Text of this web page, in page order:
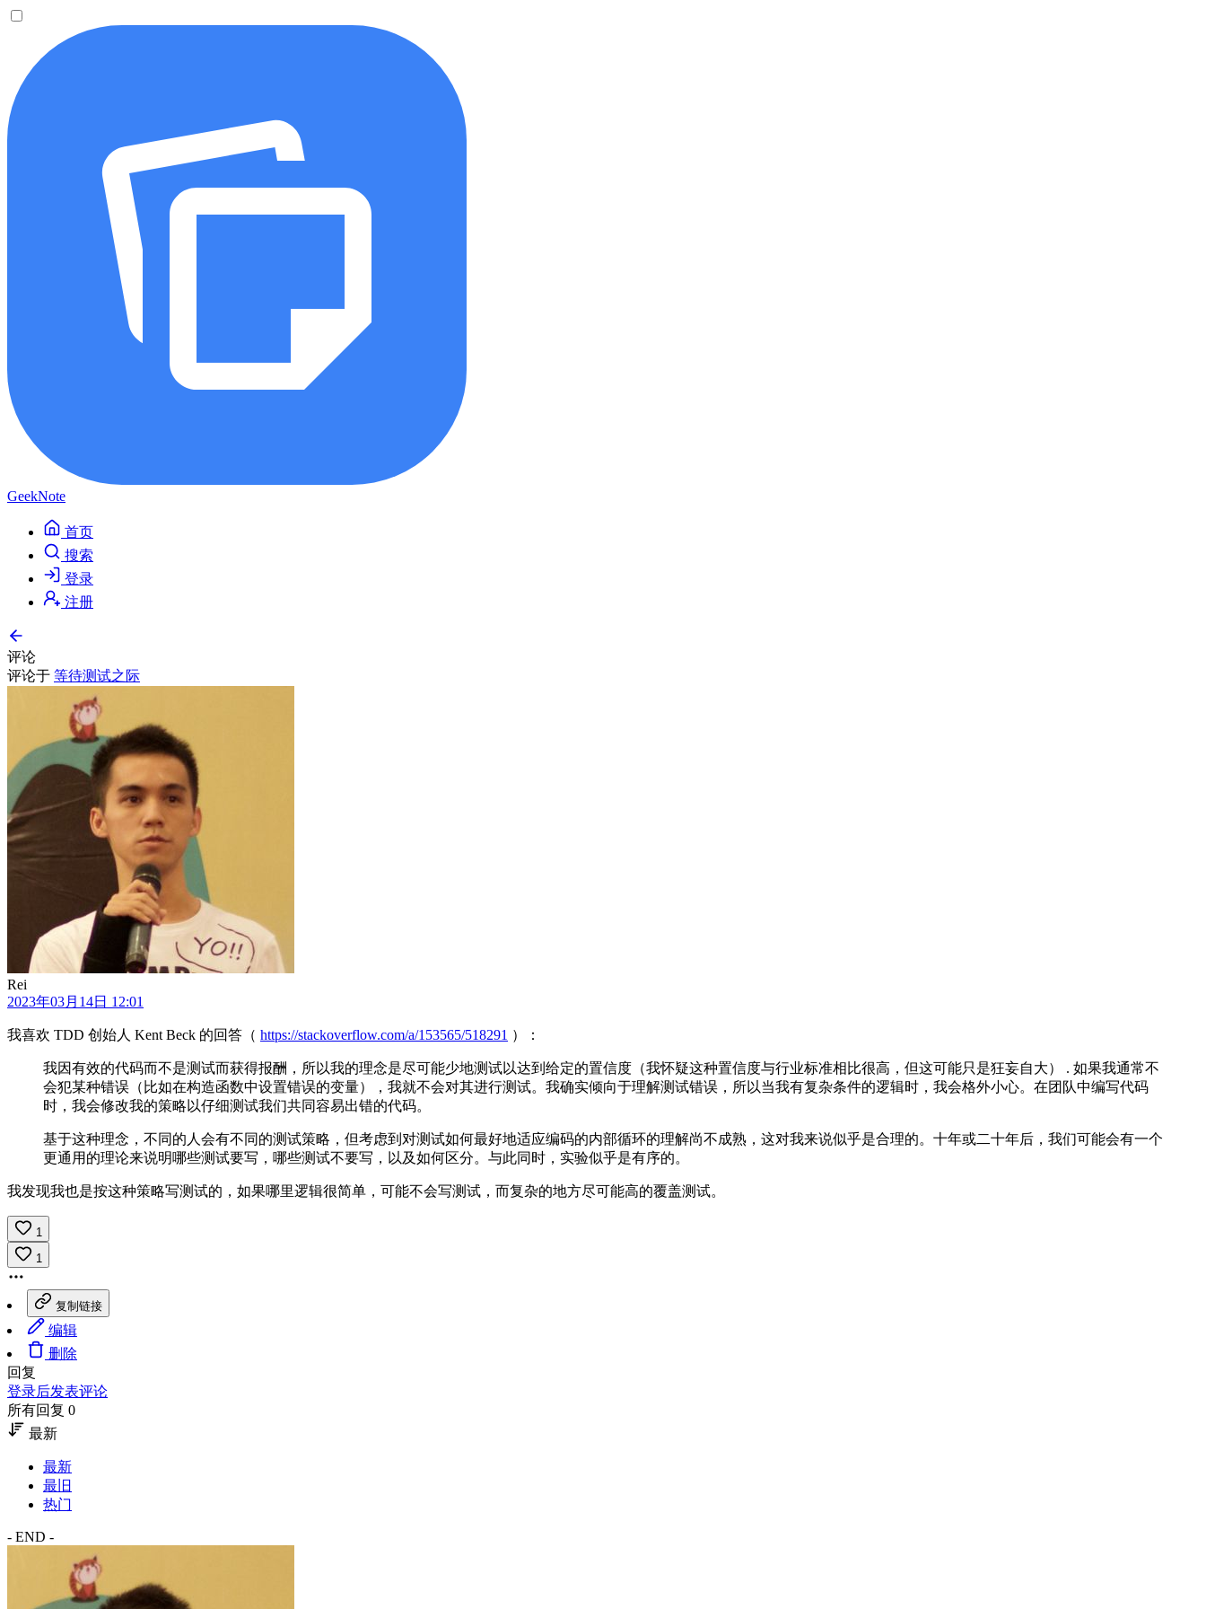
GeekNote
首页
搜索
登录
注册
评论
评论于 等待测试之际
Rei
2023年03月14日 12:01
我喜欢 TDD 创始人 Kent Beck 的回答（ https://stackoverflow.com/a/153565/518291 ）：
我因有效的代码而不是测试而获得报酬，所以我的理念是尽可能少地测试以达到给定的置信度（我怀疑这种置信度与行业标准相比很高，但这可能只是狂妄自大） . 如果我通常不
会犯某种错误（比如在构造函数中设置错误的变量），我就不会对其进行测试。我确实倾向于理解测试错误，所以当我有复杂条件的逻辑时，我会格外小心。在团队中编写代码
时，我会修改我的策略以仔细测试我们共同容易出错的代码。
基于这种理念，不同的人会有不同的测试策略，但考虑到对测试如何最好地适应编码的内部循环的理解尚不成熟，这对我来说似乎是合理的。十年或二十年后，我们可能会有一个
更通用的理论来说明哪些测试要写，哪些测试不要写，以及如何区分。与此同时，实验似乎是有序的。
我发现我也是按这种策略写测试的，如果哪里逻辑很简单，可能不会写测试，而复杂的地方尽可能高的覆盖测试。
1
1
复制链接
编辑
删除
回复
登录后发表评论
所有回复 0
最新
最新
最旧
热门
- END -